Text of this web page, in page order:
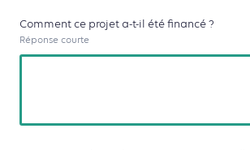
Comment ce projet a-t-il été financé ?
Réponse courte